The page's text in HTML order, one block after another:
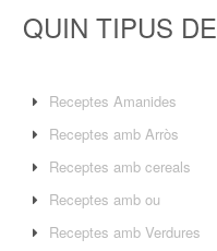
QUIN TIPUS
Receptes Amanides
Receptes amb Arròs
Receptes amb cereals
Receptes amb ou
Receptes amb Verdures